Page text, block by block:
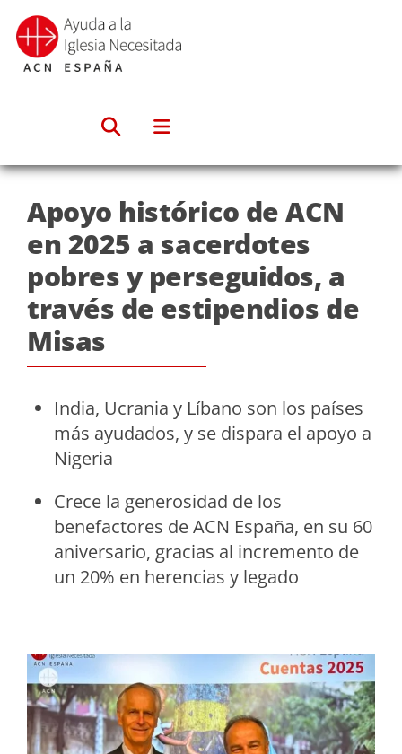
Saltar
contenido
Apoyo histórico de ACN
en 2025 a sacerdotes
pobres y perseguidos, a
través de estipendios de
Misas
India, Ucrania y Líbano son los países
más ayudados, y se dispara el apoyo a
Nigeria
Crece la generosidad de los
benefactores de ACN España, en su 60
aniversario, gracias al incremento de
un 20% en herencias y legado